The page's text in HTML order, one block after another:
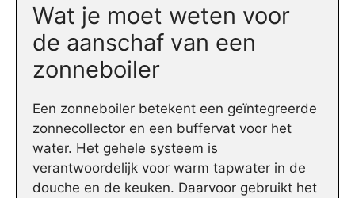
Wat je moet weten voor
de aanschaf van een
zonneboiler
Een zonneboiler betekent een geïntegreerde
zonnecollector en een buffervat voor het
water. Het gehele systeem is
verantwoordelijk voor warm tapwater in de
douche en de keuken. Daarvoor gebruikt het